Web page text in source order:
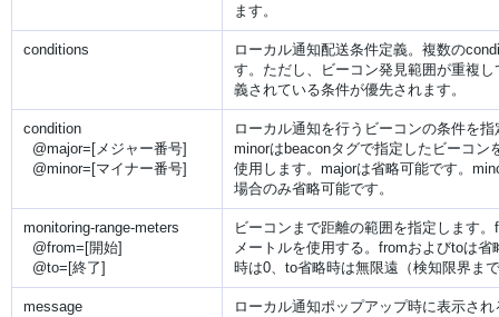
ます。
conditions
ローカル通知配送条件定義。複数の
す。ただし、ビーコン発見範囲が重複
義されている条件が優先されます。
condition
@major=[メジャー番号]
@minor=[マイナー番号]
ローカル通知を行うビーコンの条件を
minorはbeaconタグで指定したビーコン
使用します。majorは省略可能です。
場合のみ省略可能です。
monitoring-range-meters
@from=[開始]
@to=[終了]
ビーコンまで距離の範囲を指定します
メートルを使用する。fromおよびtoは省
時は0、to省略時は無限遠（検知限界ま
message
ローカル通知ポップアップ時に表示さ